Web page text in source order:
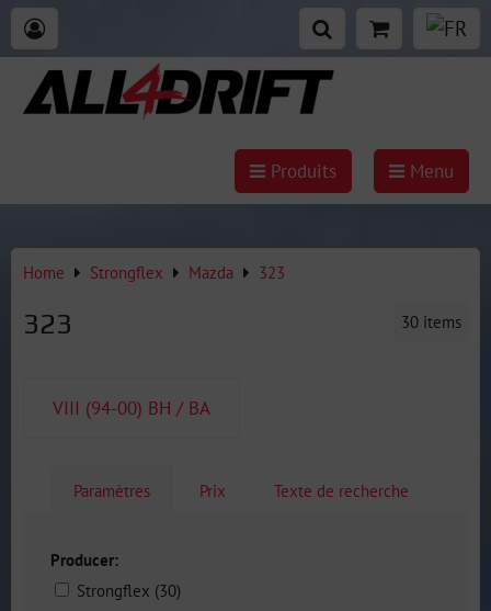
Produits Menu
Home Strongflex Mazda 323
323 30 items
VIII (94-00) BH / BA
Paramètres Prix Texte de recherche
Producer:
Strongflex (30)